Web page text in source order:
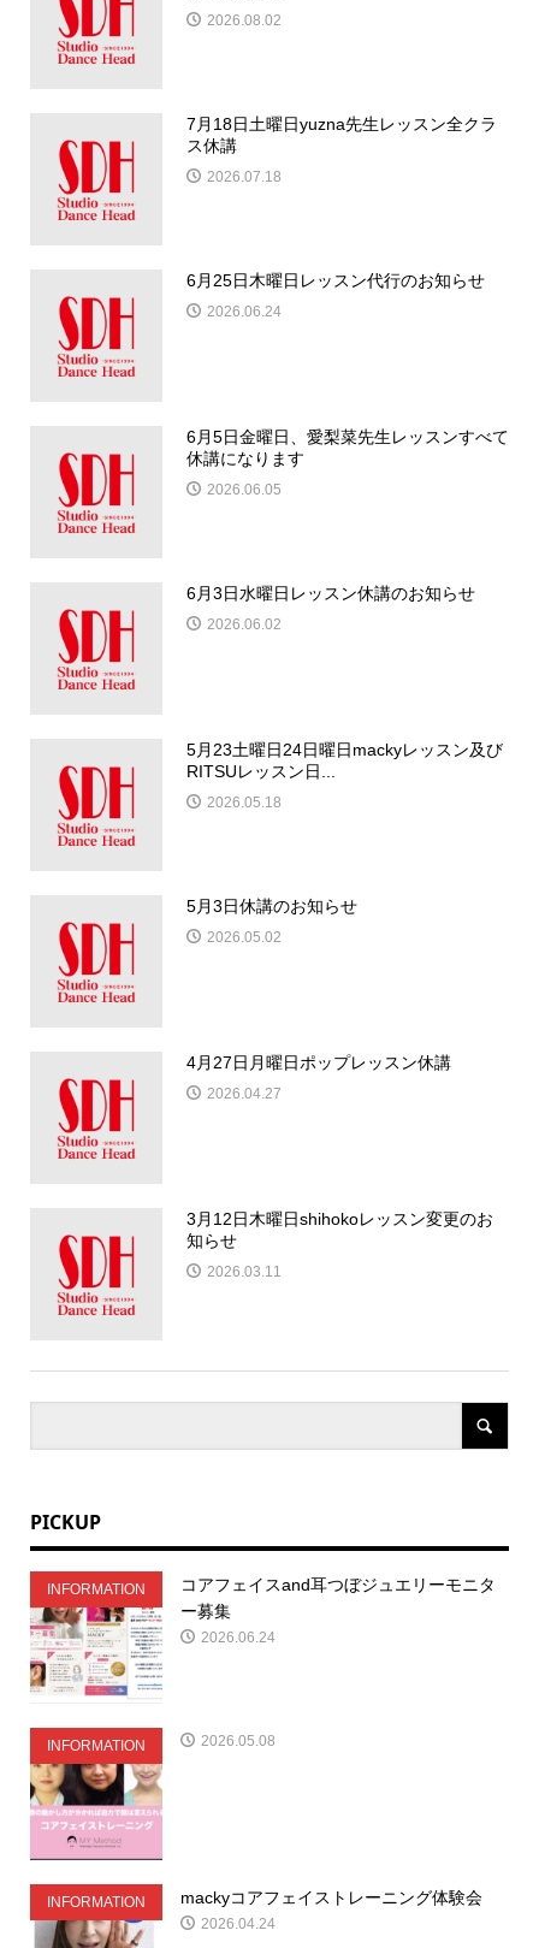
2026.08.02
7月18日土曜日yuzna先生レッスン全クラ
ス休講
2026.07.18
6月25日木曜日レッスン代行のお知らせ
2026.06.24
6月5日金曜日、愛梨菜先生レッスンすべて
休講になります
2026.06.05
6月3日水曜日レッスン休講のお知らせ
2026.06.02
5月23土曜日24日曜日mackyレッスン及び
RITSUレッスン日...
2026.05.18
5月3日休講のお知らせ
2026.05.02
4月27日月曜日ポップレッスン休講
2026.04.27
3月12日木曜日shihokoレッスン変更のお
知らせ
2026.03.11
PICKUP
INFORMATION
コアフェイスand耳つぼジュエリーモニタ
ー募集
2026.06.24
INFORMATION 2026.05.08
INFORMATION mackyコアフェイストレーニング体験会
2026.04.24